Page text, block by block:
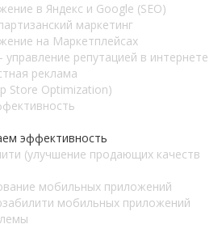
в Яндекс и Google (SEO)
маркетинг
на Маркетплейсах
управление репутацией в интернете
реклама
Store Optimization)
эффективность
(улучшение продающих качеств
мобильных приложений
мобильных приложений